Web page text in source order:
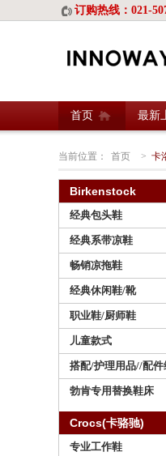
订购热线：021-
首页 最新
当前位置： 首页 > 卡
Birkenstock
经典包头鞋
经典系带凉鞋
畅销凉拖鞋
经典休闲鞋/靴
职业鞋/厨师鞋
儿童款式
搭配/护理用品//配件
勃肯专用替换鞋床
Crocs(卡骆驰)
专业工作鞋